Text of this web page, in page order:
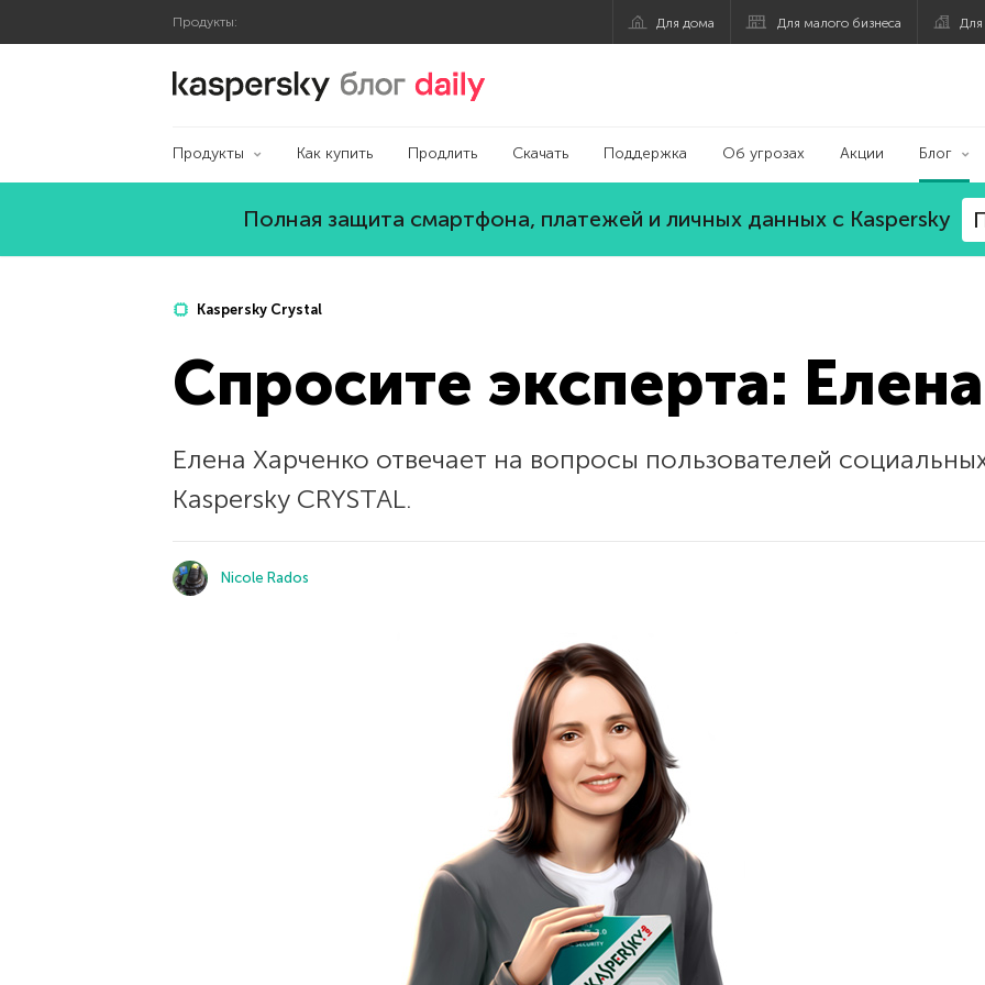
Продукты: Для дома Для малого бизнеса Для
Блог Касперского
Продукты Как купить Продлить Скачать Поддержка Об угрозах Акции Блог
Полная защита смартфона, платежей и личных данных с Kaspersky
Kaspersky Crystal
Спросите эксперта:
Елена Харченко отвечает на вопросы пользователей
Kaspersky CRYSTAL.
Nicole Rados